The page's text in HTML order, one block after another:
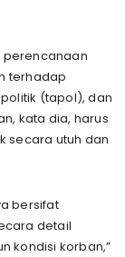
perencanaan
terhadap
(tapol), dan
kata dia, harus
secara utuh dan
bersifat
detail
kondisi korban,”